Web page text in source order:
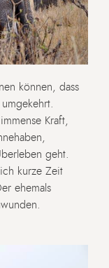
können, dass
Kraft,
geht.
kurze Zeit
ehemals